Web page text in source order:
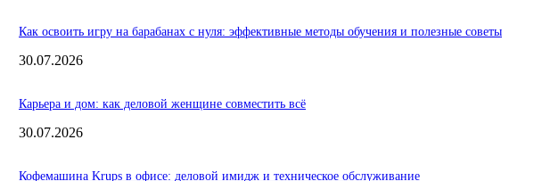
Как освоить игру на барабанах с нуля: эффективные методы обучения и полезные советы
30.07.2026
Карьера и дом: как деловой женщине совместить всё
30.07.2026
Кофемашина Krups в офисе: деловой имидж и техническое обслуживание